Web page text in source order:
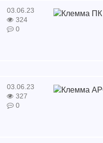
03.06.23
324
0
03.06.23
327
0